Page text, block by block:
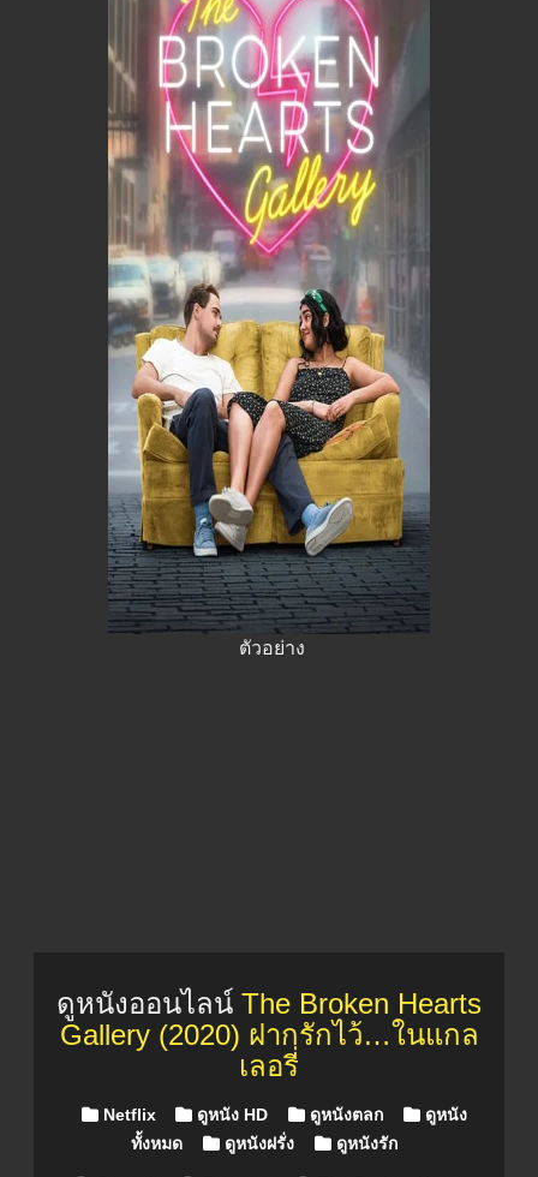
ตัวอย่าง
ดูหนังออนไลน์ The Broken Hearts
Gallery (2020) ฝากรักไว้…ในแกล
เลอรี่
Posted in
Netflix ดูหนัง HD ดูหนังตลก
ดูหนัง
ทั้งหมด
ดูหนังฝรั่ง ดูหนังรัก